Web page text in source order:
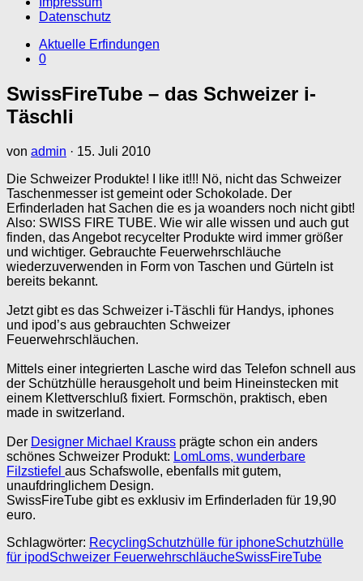
Datenschutz
Aktuelle Erfindungen
0
SwissFireTube – das Schweizer i-
Täschli
von admin · 15. Juli 2010
Die Schweizer Produkte! I like it!!! Nö, nicht das Schweizer
Taschenmesser ist gemeint oder Schokolade. Der
Erfinderladen hat Sachen die es ja woanders noch nicht gibt!
Also: SWISS FIRE TUBE. Wie wir alle wissen und auch gut
finden, das Angebot recycelter Produkte wird immer größer
und wichtiger. Gebrauchte Feuerwehrschläuche
wiederzuverwenden in Form von Taschen und Gürteln ist
bereits bekannt.
Jetzt gibt es das Schweizer i-Täschli für Handys, iphones
und ipod’s aus gebrauchten Schweizer
Feuerwehrschläuchen.
Mittels einer integrierten Lasche wird das Telefon schnell aus
der Schützhülle herausgeholt und beim Hineinstecken mit
einem Klettverschluß fixiert. Formschön, praktisch, eben
made in switzerland.
Der Designer Michael Krauss prägte schon ein anders
schönes Schweizer Produkt: LomLoms, wunderbare
Filzstiefel aus Schafswolle, ebenfalls mit gutem,
unaufdringlichem Design.
SwissFireTube gibt es exklusiv im Erfinderladen für 19,90
euro.
Schlagwörter: RecyclingSchutzhülle für iphoneSchutzhülle
für ipodSchweizer FeuerwehrschläucheSwissFireTube